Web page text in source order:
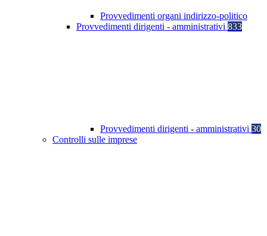
Provvedimenti organi indirizzo-politico
Provvedimenti dirigenti - amministrativi 833
Provvedimenti dirigenti - amministrativi 30
Controlli sulle imprese